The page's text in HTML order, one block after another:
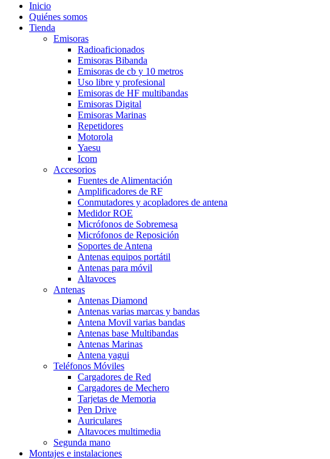
Inicio
Quiénes somos
Tienda
Emisoras
Radioaficionados
Emisoras Bibanda
Emisoras de cb y 10 metros
Uso libre y profesional
Emisoras de HF multibandas
Emisoras Digital
Emisoras Marinas
Repetidores
Motorola
Yaesu
Icom
Accesorios
Fuentes de Alimentación
Amplificadores de RF
Conmutadores y acopladores de antena
Medidor ROE
Micrófonos de Sobremesa
Micrófonos de Reposición
Soportes de Antena
Antenas equipos portátil
Antenas para móvil
Altavoces
Antenas
Antenas Diamond
Antenas varias marcas y bandas
Antena Movil varias bandas
Antenas base Multibandas
Antenas Marinas
Antena yagui
Teléfonos Móviles
Cargadores de Red
Cargadores de Mechero
Tarjetas de Memoria
Pen Drive
Auriculares
Altavoces multimedia
Segunda mano
Montajes e instalaciones